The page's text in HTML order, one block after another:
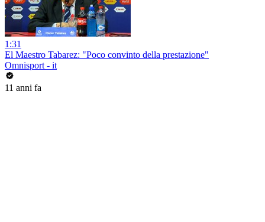
1:31
El Maestro Tabarez: "Poco convinto della prestazione"
Omnisport - it
11 anni fa